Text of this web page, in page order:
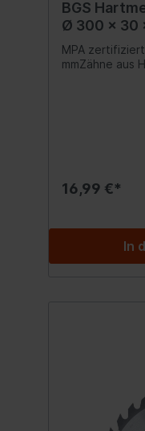
BGS
Ø 300 x 30
MPA
mmZähne aus
16,99 €*
In